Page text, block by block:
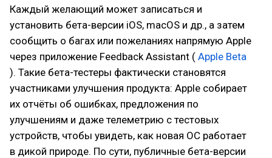
Каждый желающий может записаться и
установить бета-версии iOS, macOS и др., а затем
сообщить о багах или пожеланиях напрямую Apple
через приложение Feedback Assistant ( Apple Beta
). Такие бета-тестеры фактически становятся
участниками улучшения продукта: Apple собирает
их отчёты об ошибках, предложения по
улучшениям и даже телеметрию с тестовых
устройств, чтобы увидеть, как новая ОС работает
в дикой природе. По сути, публичные бета-версии